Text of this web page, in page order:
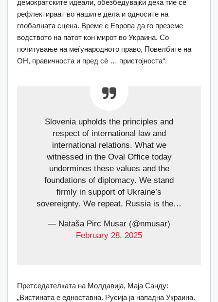
демократските идеали, обезбедувајќи дека тие се
рефлектираат во нашите дела и односите на
глобалната сцена. Време е Европа да го преземе
водството на патот кон мирот во Украина. Со
почитување на меѓународното право, Повелбите на
ОН, правичноста и пред сè … пристојноста“.
Slovenia upholds the principles and
respect of international law and
international relations. What we
witnessed in the Oval Office today
undermines these values and the
foundations of diplomacy. We stand
firmly in support of Ukraine’s
sovereignty. We repeat, Russia is the…
— Nataša Pirc Musar (@nmusar)
February 28, 2025
Претседателката на Молдавија, Маја Санду:
„Вистината е едноставна. Русија ја нападна Украина.